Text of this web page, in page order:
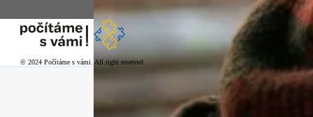
© 2024 Počítáme s vámi. All right reserved.